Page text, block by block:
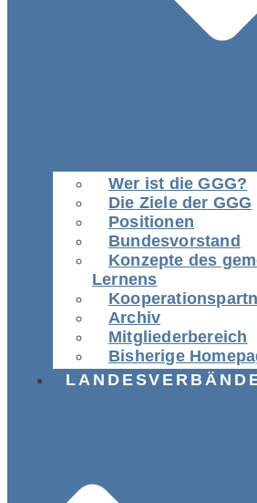
Wer ist die GGG?
Die Ziele der GGG
Positionen
Bundesvorstand
Konzepte des
Lernens
Archiv
Mitgliederbereich
Bisherige